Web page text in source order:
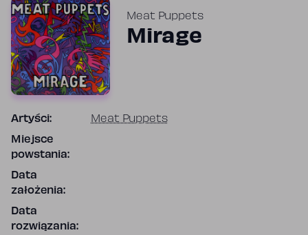
Meat Puppets
Mirage
Artyści: Meat Puppets
Miejsce
powstania:
Data
założenia:
Data
rozwiązania: